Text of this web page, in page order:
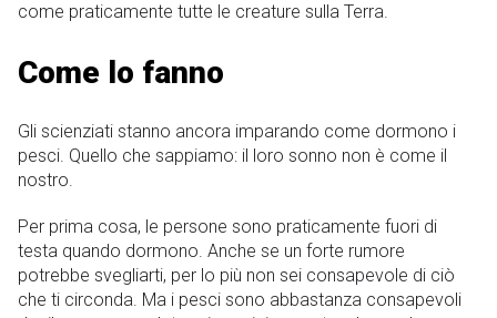
come praticamente tutte le creature sulla Terra.
Come lo fanno
Gli scienziati stanno ancora imparando come dormono i
pesci. Quello che sappiamo: il loro sonno non è come il
nostro.
Per prima cosa, le persone sono praticamente fuori di
testa quando dormono. Anche se un forte rumore
potrebbe svegliarti, per lo più non sei consapevole di ciò
che ti circonda. Ma i pesci sono abbastanza consapevoli